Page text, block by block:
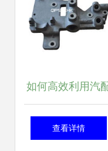
如何高效利用汽
120网进行汽车配
查看详情